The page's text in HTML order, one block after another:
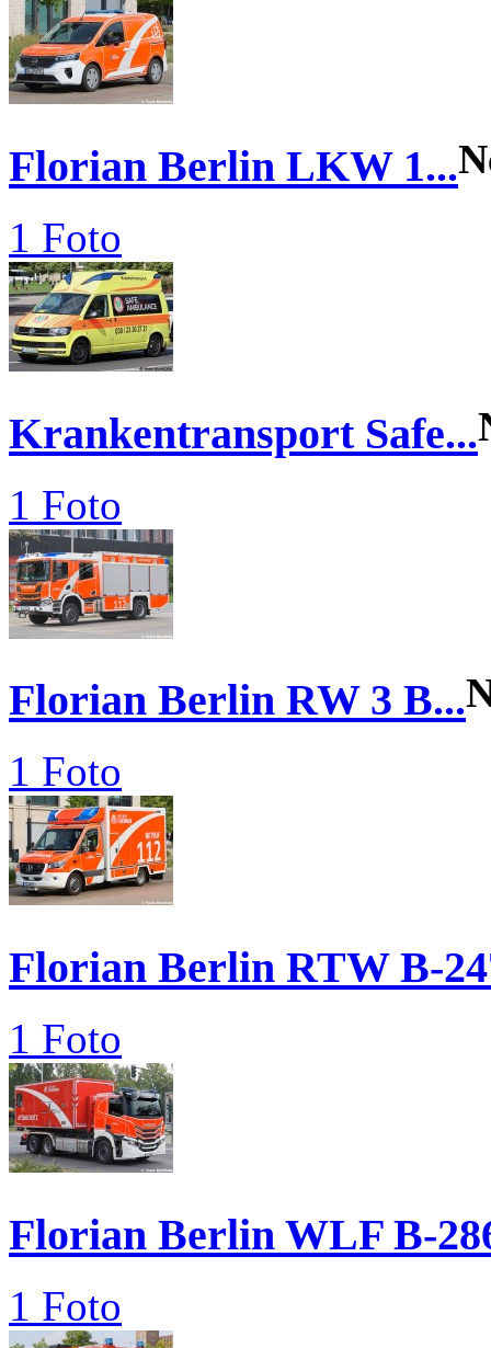
Florian Berlin LKW 1...
1 Foto
Krankentransport Safe...
1 Foto
Florian Berlin RW 3 B...
1 Foto
Florian Berlin RTW B-
1 Foto
Florian Berlin WLF B-
1 Foto